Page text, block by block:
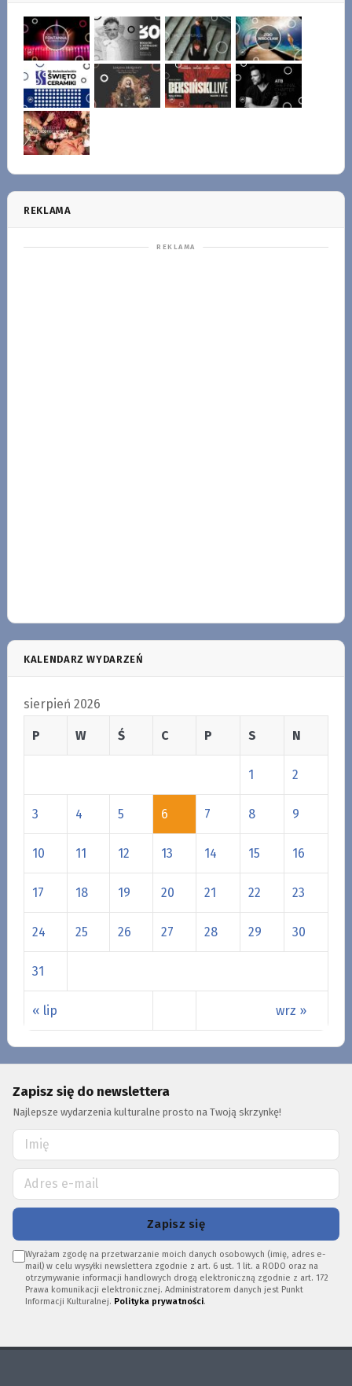
REKLAMA
KALENDARZ WYDARZEŃ
sierpień 2026
P W Ś C P S N
« lip wrz »
1 2
3 4 5 6 7 8 9
10 11 12 13 14 15 16
17 18 19 20 21 22 23
24 25 26 27 28 29 30
31
Zapisz się do newslettera
Najlepsze wydarzenia kulturalne prosto na Twoją skrzynkę!
Zapisz się
Wyrażam zgodę na przetwarzanie moich danych osobowych (imię, adres e-
mail) w celu wysyłki newslettera zgodnie z art. 6 ust. 1 lit. a RODO oraz na
otrzymywanie informacji handlowych drogą elektroniczną zgodnie z art. 172
Prawa komunikacji elektronicznej. Administratorem danych jest Punkt
Informacji Kulturalnej. Polityka prywatności.